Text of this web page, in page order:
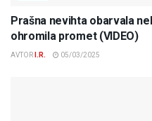
Prašna nevihta obarvala
ohromila promet (VIDEO)
AVTOR I.R. 05/03/2025